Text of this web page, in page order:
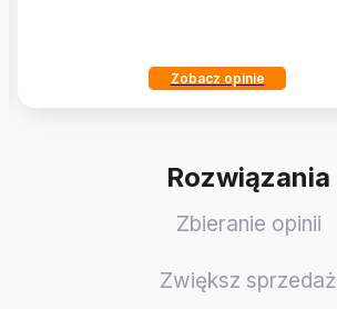
Zobacz opinie
Rozwiązania
Zbieranie opinii
Zwiększ sprzedaż